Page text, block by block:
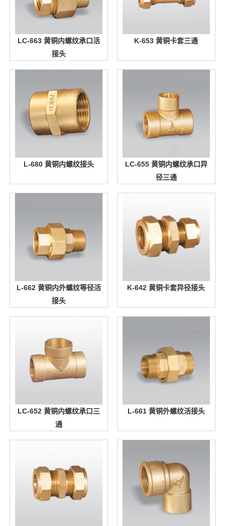
LC-663 黄铜内螺纹承口活
接头
K-653 黄铜卡套三通
L-680 黄铜内螺纹接头
LC-655 黄铜内螺纹承口异
径三通
L-662 黄铜内外螺纹等径活
接头
K-642 黄铜卡套异径接头
LC-652 黄铜内螺纹承口三
通
L-661 黄铜外螺纹活接头